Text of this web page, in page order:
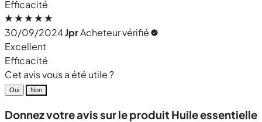
Efficacité
30/09/2024JprAcheteur vérifié
Excellent
Efficacité
Cet avis vous a été utile ?
Oui Non
Donnez votre avis sur le produit Huile essentielle